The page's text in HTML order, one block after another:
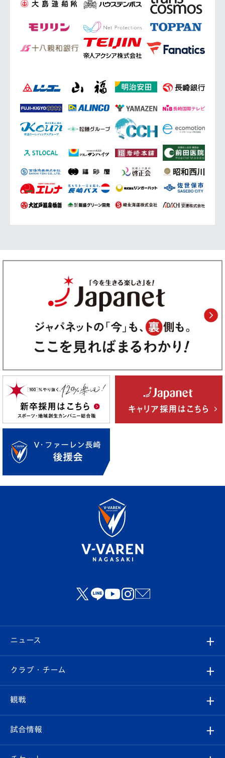
ニュース
すべて
クラブ
試合情報
クラブ・チーム
クラブ概要
観戦
観戦ルール
試合情報